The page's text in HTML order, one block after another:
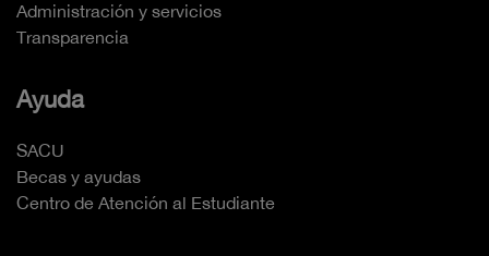
Administración y servicios
Transparencia
Ayuda
SACU
Becas y ayudas
Centro de Atención al Estudiante